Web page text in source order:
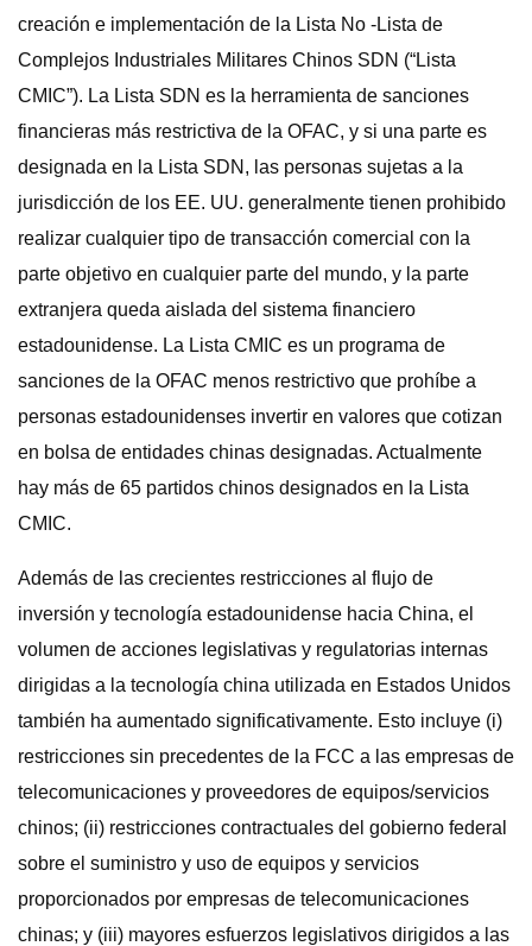
creación e implementación de la Lista No -Lista de
Complejos Industriales Militares Chinos SDN (“Lista
CMIC”). La Lista SDN es la herramienta de sanciones
financieras más restrictiva de la OFAC, y si una parte es
designada en la Lista SDN, las personas sujetas a la
jurisdicción de los EE. UU. generalmente tienen prohibido
realizar cualquier tipo de transacción comercial con la
parte objetivo en cualquier parte del mundo, y la parte
extranjera queda aislada del sistema financiero
estadounidense. La Lista CMIC es un programa de
sanciones de la OFAC menos restrictivo que prohíbe a
personas estadounidenses invertir en valores que cotizan
en bolsa de entidades chinas designadas. Actualmente
hay más de 65 partidos chinos designados en la Lista
CMIC.
Además de las crecientes restricciones al flujo de
inversión y tecnología estadounidense hacia China, el
volumen de acciones legislativas y regulatorias internas
dirigidas a la tecnología china utilizada en Estados Unidos
también ha aumentado significativamente. Esto incluye (i)
restricciones sin precedentes de la FCC a las empresas de
telecomunicaciones y proveedores de equipos/servicios
chinos; (ii) restricciones contractuales del gobierno federal
sobre el suministro y uso de equipos y servicios
proporcionados por empresas de telecomunicaciones
chinas; y (iii) mayores esfuerzos legislativos dirigidos a las